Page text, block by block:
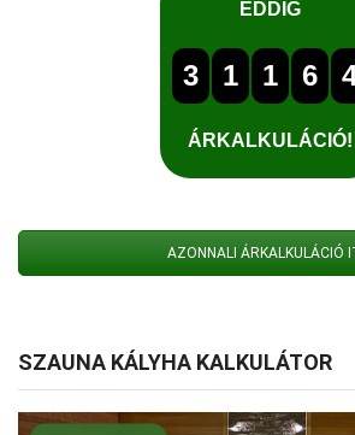
AZONNALI ÁRKALKULÁCIÓ
SZAUNA KÁLYHA KALKULÁTOR